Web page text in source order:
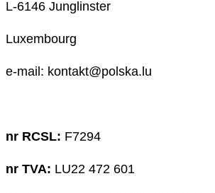
L-6146 Junglinster
Luxembourg
e-mail: kontakt@polska.lu
nr RCSL: F7294
nr TVA: LU22 472 601